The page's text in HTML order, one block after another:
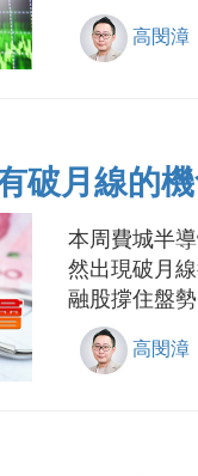
高閔漳
破月線的
本周費城半
然出現破月
融股撐住盤
高閔漳